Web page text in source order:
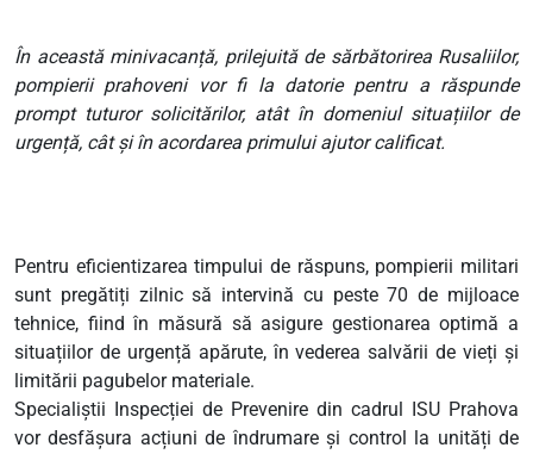
În această minivacanță, prilejuită de sărbătorirea Rusaliilor,
pompierii prahoveni vor fi la datorie pentru a răspunde
prompt tuturor solicitărilor, atât în domeniul situațiilor de
urgență, cât și în acordarea primului ajutor calificat.
Pentru eficientizarea timpului de răspuns, pompierii militari
sunt pregătiți zilnic să intervină cu peste 70 de mijloace
tehnice, fiind în măsură să asigure gestionarea optimă a
situațiilor de urgență apărute, în vederea salvării de vieți și
limitării pagubelor materiale.
Specialiștii Inspecției de Prevenire din cadrul ISU Prahova
vor desfășura acțiuni de îndrumare și control la unități de